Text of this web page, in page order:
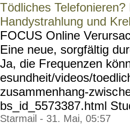
Tödliches
Handystrahlung und
FOCUS Online
Eine neue, sorgfältig
Ja, die Frequenzen
esundheit/videos/
zusammenhang-zwisc
bs_id_5573387.html
Starmail - 31. Mai, 05:57